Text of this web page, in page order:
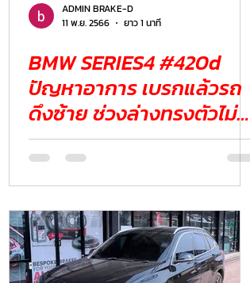
ADMIN BRAKE-D
11 พ.ย. 2566
ยาว 1 นาที
BMW SERIES4 #420d
ปัญหาอาการ เบรกแล้วรถ
ดึงซ้าย ช่วงล่างทรงตัวไม่ดี
เหมือนเดิม